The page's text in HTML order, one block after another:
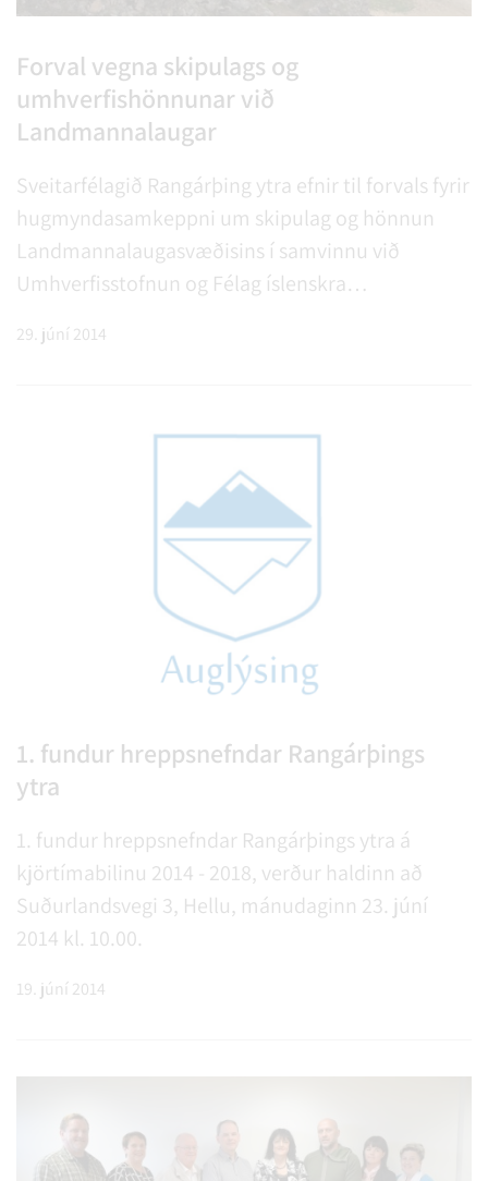
Forval vegna skipulags og
umhverfishönnunar við
Landmannalaugar
Sveitarfélagið Rangárþing ytra efnir til forvals fyrir
hugmyndasamkeppni um skipulag og hönnun
Landmannalaugasvæðisins í samvinnu við
Umhverfisstofnun og Félag íslenskra
29. júní 2014
1. fundur hreppsnefndar Rangárþings
ytra
1. fundur hreppsnefndar Rangárþings ytra á
kjörtímabilinu 2014 - 2018, verður haldinn að
Suðurlandsvegi 3, Hellu, mánudaginn 23. júní
2014 kl. 10.00.
19. júní 2014